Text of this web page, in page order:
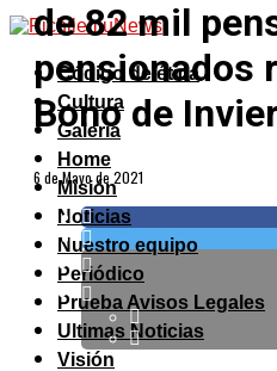
Código de ética
Cultura
Galeria
Home
Misión
Noticias
Nuestro equipo
Periódico
Prueba Avisos Legales
Ultimas Noticias
Visión
de 82 mil
pensionados
Bono de
6 de Mayo de 2021